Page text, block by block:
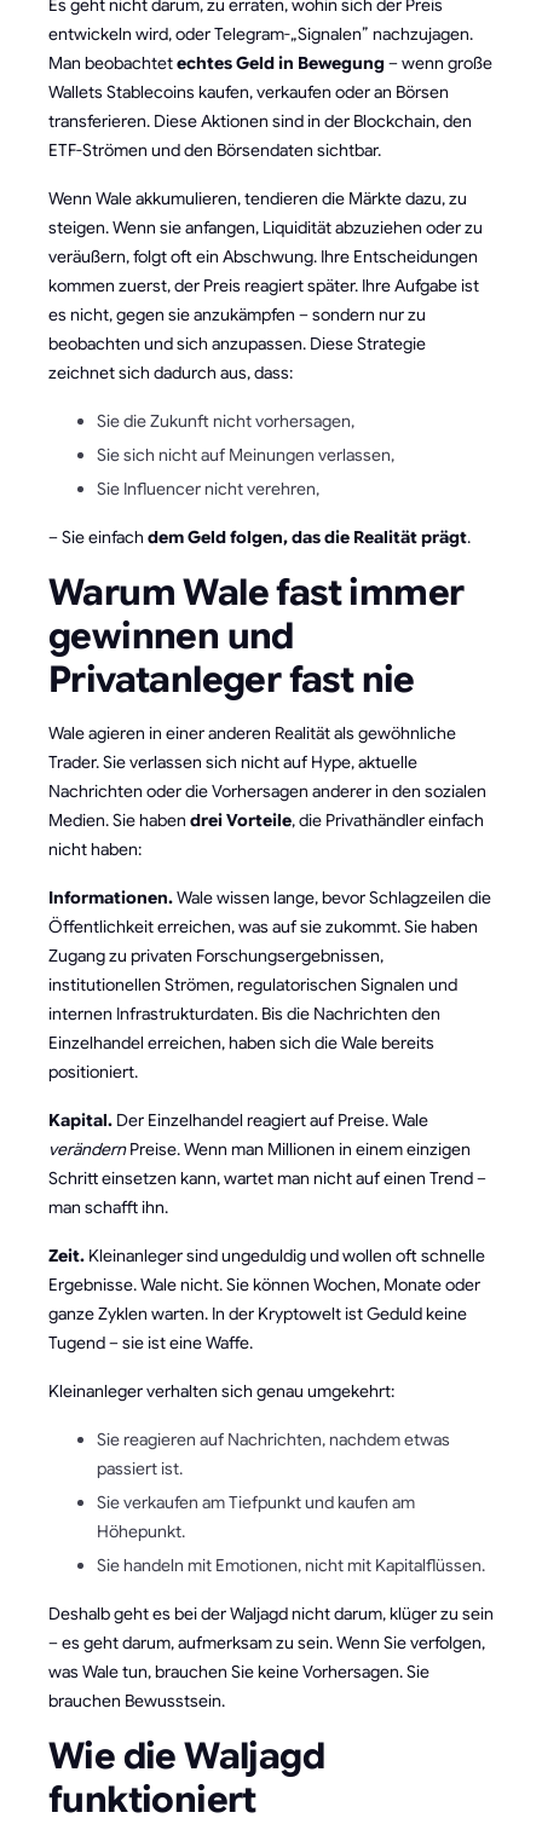
Es geht nicht darum, zu erraten, wohin sich der Preis
entwickeln wird, oder Telegram-„Signalen” nachzujagen.
Man beobachtetechtes Geld in Bewegung– wenn große
Wallets Stablecoins kaufen, verkaufen oder an Börsen
transferieren. Diese Aktionen sind in der Blockchain, den
ETF-Strömen und den Börsendaten sichtbar.
Wenn Wale akkumulieren, tendieren die Märkte dazu, zu
steigen. Wenn sie anfangen, Liquidität abzuziehen oder zu
veräußern, folgt oft ein Abschwung. Ihre Entscheidungen
kommen zuerst, der Preis reagiert später. Ihre Aufgabe ist
es nicht, gegen sie anzukämpfen – sondern nur zu
beobachten und sich anzupassen. Diese Strategie
zeichnet sich dadurch aus, dass:
Sie die Zukunft nicht vorhersagen,
Sie sich nicht auf Meinungen verlassen,
Sie Influencer nicht verehren,
– Sie einfach dem Geld folgen, das die Realität prägt.
Warum Wale fast immer
gewinnen und
Privatanleger fast nie
Wale agieren in einer anderen Realität als gewöhnliche
Trader. Sie verlassen sich nicht auf Hype, aktuelle
Nachrichten oder die Vorhersagen anderer in den sozialen
Medien. Sie haben drei Vorteile, die Privathändler einfach
nicht haben:
Informationen.Wale wissen lange, bevor Schlagzeilen die
Öffentlichkeit erreichen, was auf sie zukommt. Sie haben
Zugang zu privaten Forschungsergebnissen,
institutionellen Strömen, regulatorischen Signalen und
internen Infrastrukturdaten. Bis die Nachrichten den
Einzelhandel erreichen, haben sich die Wale bereits
positioniert.
Kapital. Der Einzelhandel reagiert auf Preise. Wale
verändernPreise. Wenn man Millionen in einem einzigen
Schritt einsetzen kann, wartet man nicht auf einen Trend –
man schafft ihn.
Zeit. Kleinanleger sind ungeduldig und wollen oft schnelle
Ergebnisse. Wale nicht. Sie können Wochen, Monate oder
ganze Zyklen warten. In der Kryptowelt ist Geduld keine
Tugend – sie ist eine Waffe.
Kleinanleger verhalten sich genau umgekehrt:
Sie reagieren auf Nachrichten, nachdem etwas
passiert ist.
Sie verkaufen am Tiefpunkt und kaufen am
Höhepunkt.
Sie handeln mit Emotionen, nicht mit Kapitalflüssen.
Deshalb geht es bei der Waljagd nicht darum, klüger zu sein
– es geht darum, aufmerksam zu sein. Wenn Sie verfolgen,
was Wale tun, brauchen Sie keine Vorhersagen. Sie
brauchen Bewusstsein.
Wie die Waljagd
funktioniert